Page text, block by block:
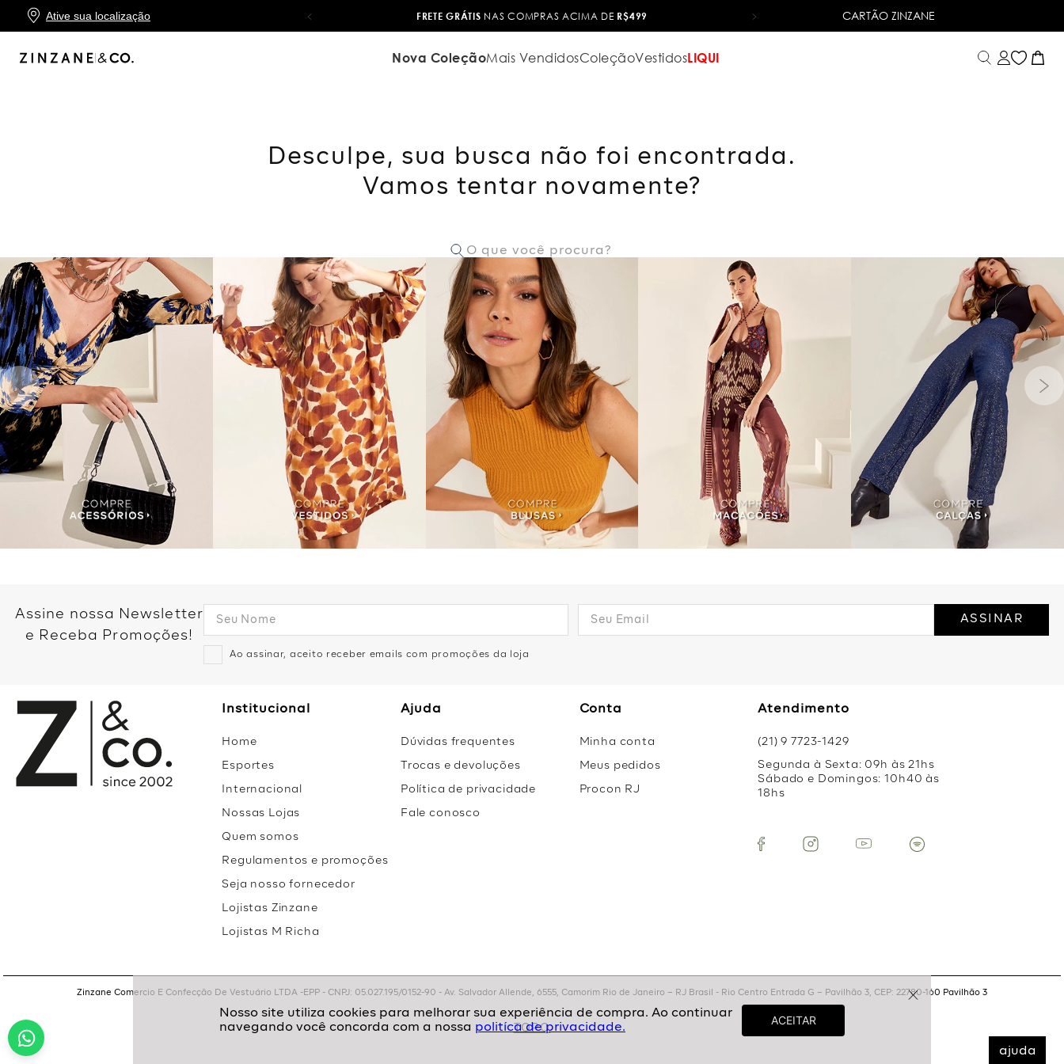
Ative sua localização
10X SEM JUROS NO CARTÃO ZINZANE FRETE GRÁTIS NAS COMPRAS ACIMA DE R$499 TROCA FÁCIL
CARTÃO ZINZANE
Nova ColeçãoMais VendidosColeçãoVestidosLIQUI
ajuda
politíca de privacidade.
Desculpe, sua busca não foi encontrada.
Vamos tentar novamente?
Assine nossa Newsletter
e Receba Promoções!
Ao assinar, aceito receber emails com promoções da loja
ASSINAR
Institucional
Home
Esportes
Internacional
Nossas Lojas
Quem somos
Regulamentos e promoções
Seja nosso fornecedor
Lojistas Zinzane
Lojistas M Richa
Ajuda
Dúvidas frequentes
Trocas e devoluções
Política de privacidade
Fale conosco
Conta
Minha conta
Meus pedidos
Procon RJ
Atendimento
(21) 9 7723-1429
Segunda à Sexta: 09h às 21hs
Sábado e Domingos: 10h40 às
18hs
Zinzane Comercio E Confecção De Vestuário LTDA -EPP - CNPJ: 05.027.195/0152-90 - Av. Salvador Allende, 6555, Camorim Rio de Janeiro – RJ Brasil - Rio Centro Entrada G – Pavilhão 3, CEP: 22780-160 Pavilhão 3
TOPO